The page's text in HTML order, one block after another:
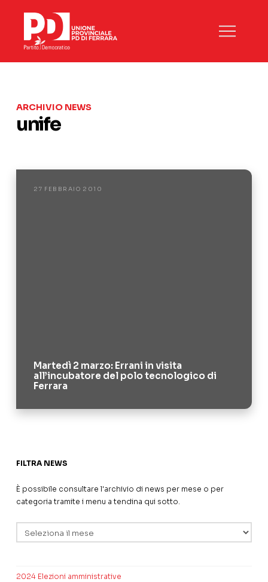
ARCHIVIO NEWS
unife
27 FEBBRAIO 2010
Martedì 2 marzo: Errani in visita
all’incubatore del polo tecnologico di
Ferrara
FILTRA NEWS
È possibile consultare l'archivio di news per mese o per
categoria tramite i menu a tendina qui sotto.
2024 Elezioni amministrative